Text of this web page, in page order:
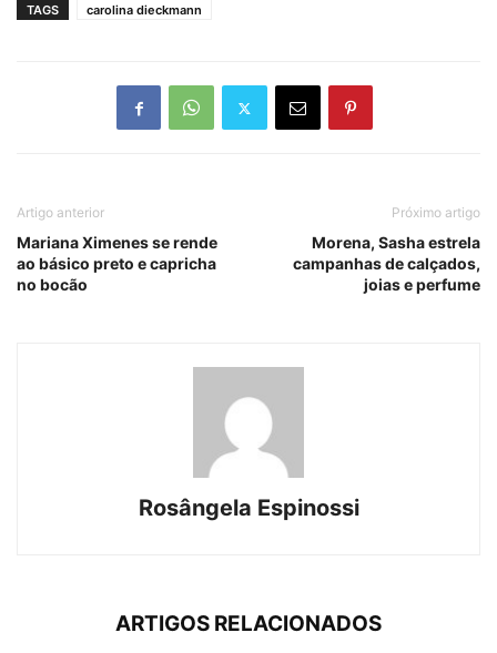
TAGS carolina dieckmann
Artigo anterior
Mariana Ximenes se rende
ao básico preto e capricha
no bocão
Próximo artigo
Morena, Sasha estrela
campanhas de calçados,
joias e perfume
Rosângela Espinossi
ARTIGOS RELACIONADOS